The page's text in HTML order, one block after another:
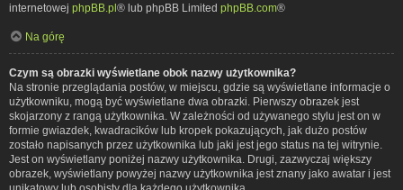
internetowej phpBB.pl® lub phpBB Limited phpBB.com®
Na górę
Czym są obrazki wyświetlane obok nazwy użytkownika?
Na stronie przeglądania postów, w miejscu, gdzie są wyświetlane informacje o
użytkowniku, mogą być wyświetlane dwa obrazki. Pierwszy obrazek jest
skojarzony z rangą użytkownika. W zależności od używanego stylu jest on w
formie gwiazdek, kwadracików lub kropek pokazujących, jak dużo postów
zostało napisanych przez użytkownika lub jaki jest jego status na tej witrynie.
Jest on wyświetlany poniżej nazwy użytkownika. Drugi, zazwyczaj większy
obrazek, wyświetlany powyżej nazwy użytkownika jest znany jako awatar i jest